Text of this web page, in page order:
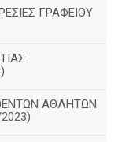
ΓΡΑΦΕΙΟΥ
ΑΘΛΗΤΩΝ